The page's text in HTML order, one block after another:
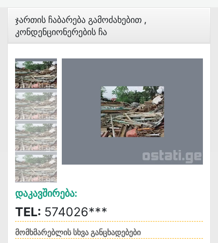
Ჯართის Ჩაბარება Გამოძახებით ,
Კონდენციონერების Ჩა
Დაკავშირება:
TEL: 574026***
მომხმარებლის სხვა განცხადებები